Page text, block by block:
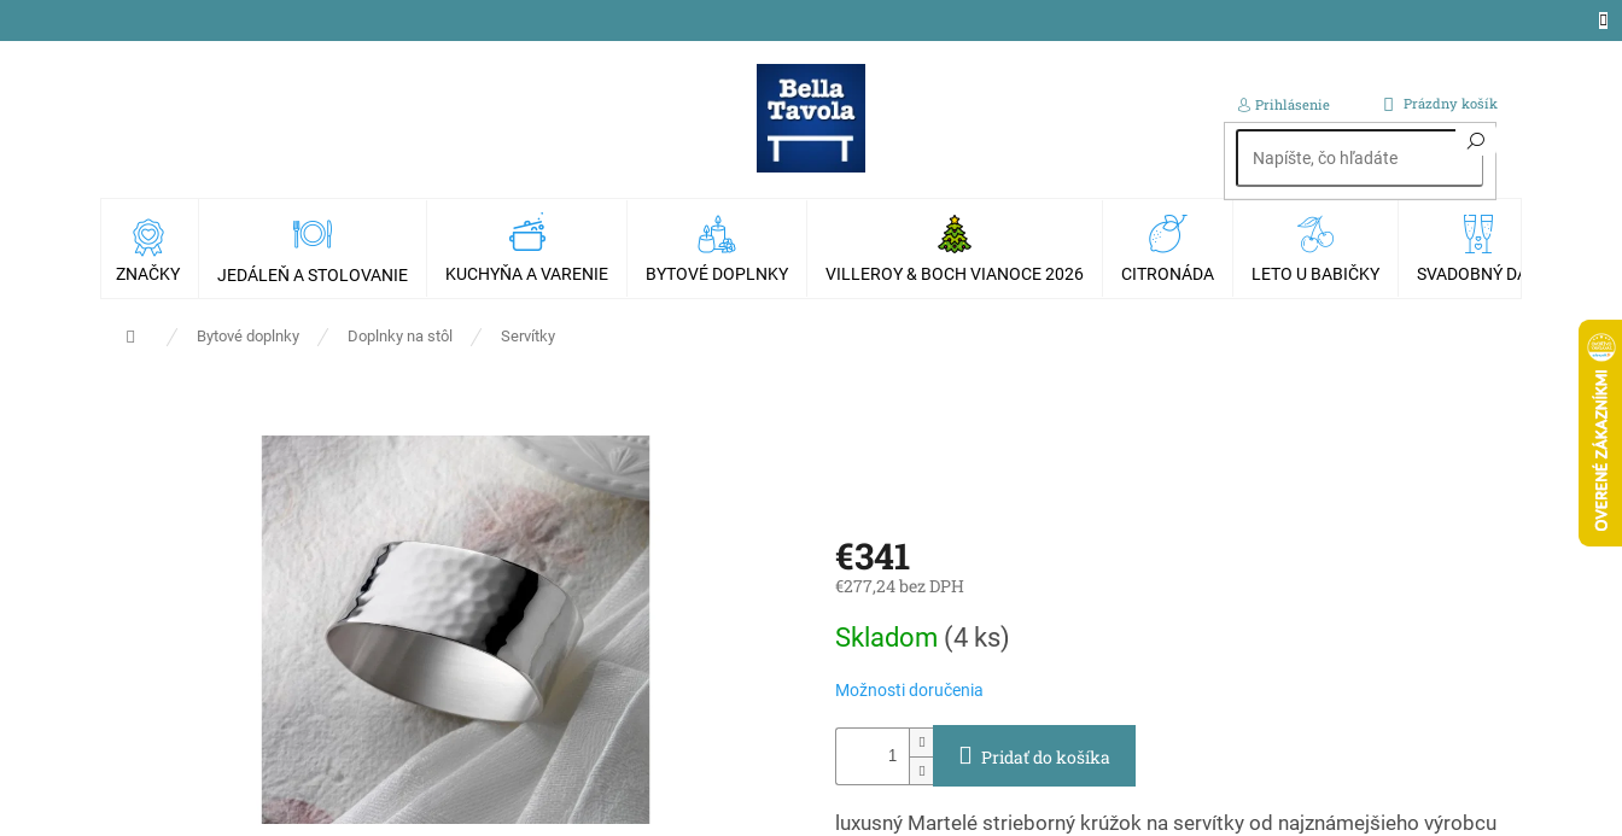
Prihlásenie
NÁKUPNÝ
KOŠÍK
Prázdny košík
ZNAČKY JEDÁLEŇ A STOLOVANIE KUCHYŇA A VARENIE BYTOVÉ DOPLNKY VILLEROY & BOCH VIANOCE 2026 CITRONÁDA LETO U BABIČKY SVADOBNÝ DAR
Domov Bytové doplnky Doplnky na stôl Servítky
€341
€277,24 bez DPH
cena:
Skladom (4 ks)
Možnosti doručenia
Pridať do košíka
luxusný Martelé strieborný krúžok na servítky od najznámejšieho výrobcu